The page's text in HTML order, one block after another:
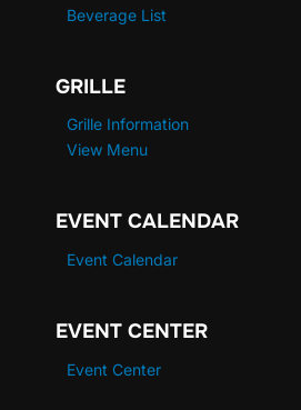
Beverage List
GRILLE
Grille Information
View Menu
EVENT CALENDAR
Event Calendar
EVENT CENTER
Event Center